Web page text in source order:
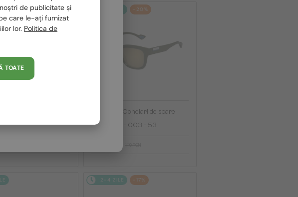
-20%
- 001 - 53
-20%
Ochelari de soare
GG1621SA - 003 - 53
2-4 ZILE -17%
de publicitate și
care le-ați furnizat
lor. Politica de
TOATE